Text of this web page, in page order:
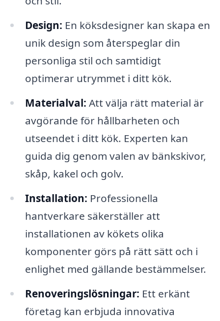
Design: En köksdesigner kan skapa en
unik design som återspeglar din
personliga stil och samtidigt
optimerar utrymmet i ditt kök.
Materialval: Att välja rätt material är
avgörande för hållbarheten och
utseendet i ditt kök. Experten kan
guida dig genom valen av bänkskivor,
skåp, kakel och golv.
Installation: Professionella
hantverkare säkerställer att
installationen av kökets olika
komponenter görs på rätt sätt och i
enlighet med gällande bestämmelser.
Renoveringslösningar: Ett erkänt
företag kan erbjuda innovativa